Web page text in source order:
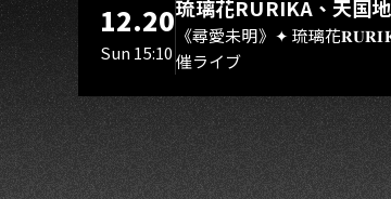
12.20
Sun 15:10
琉璃花RURIKA、天国
焉Rebirth、DUALIA、
中、花奏スマイル（O.A.
《尋愛未明》✦ 琉璃花
催ライブ